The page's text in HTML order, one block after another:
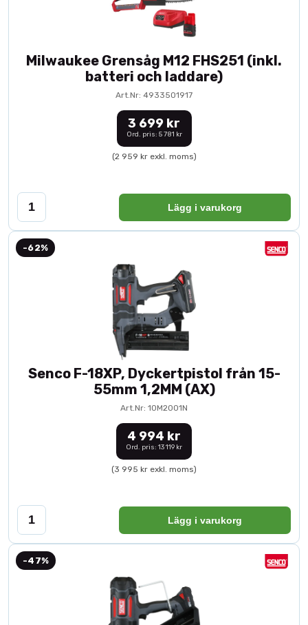
Milwaukee Grensåg M12 FHS251 (inkl.
batteri och laddare)
Art.Nr: 4933501917
3 699 kr
Ord. pris: 5 781 kr
(2 959 kr exkl. moms)
Lägg i varukorg
-62%
Senco F-18XP, Dyckertpistol från 15-
55mm 1,2MM (AX)
Art.Nr: 10M2001N
4 994 kr
Ord. pris: 13 119 kr
(3 995 kr exkl. moms)
Lägg i varukorg
-47%